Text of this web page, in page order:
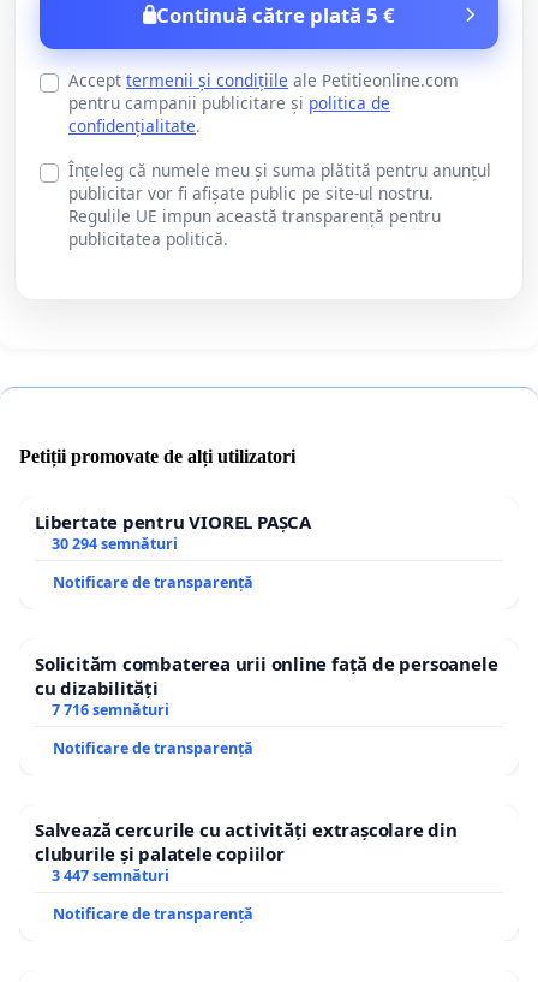
Continuă către plată 5 €
Accept termenii și condițiile ale Petitieonline.com
pentru campanii publicitare și politica de
confidențialitate.
Înțeleg că numele meu și suma plătită pentru anunțul
publicitar vor fi afișate public pe site-ul nostru.
Regulile UE impun această transparență pentru
publicitatea politică.
Petiții promovate de alți utilizatori
Libertate pentru VIOREL PAȘCA
30 294 semnături
Notificare de transparență
Solicităm combaterea urii online față de persoanele
cu dizabilități
7 716 semnături
Notificare de transparență
Salvează cercurile cu activități extrașcolare din
cluburile și palatele copiilor
3 447 semnături
Notificare de transparență